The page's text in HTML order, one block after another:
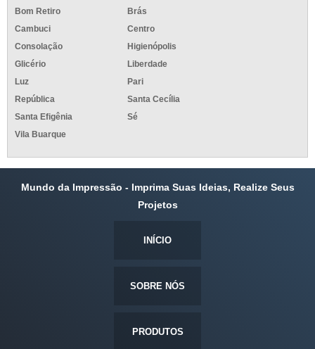
Bom Retiro
Brás
Cambuci
Centro
Consolação
Higienópolis
Glicério
Liberdade
Luz
Pari
República
Santa Cecília
Santa Efigênia
Sé
Vila Buarque
Mundo da Impressão - Imprima Suas Ideias, Realize Seus
Projetos
INÍCIO
SOBRE NÓS
PRODUTOS